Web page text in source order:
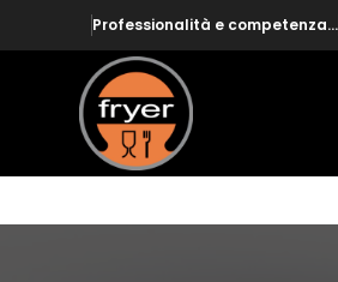
Professionalità e competenza...